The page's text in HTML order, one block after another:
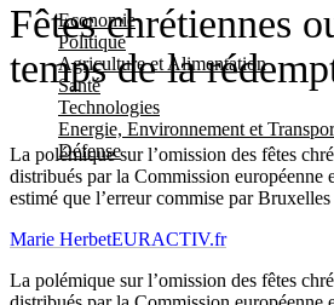
Economie
Politique
Agriculture et Alimentation
Santé
Technologies
Energie, Environnement et
Défense
Fêtes chrétiennes
temps de la
La polémique sur l’omission des fêtes
distribués par la Commission européenne
estimé que l’erreur commise par Bruxelles
Marie HerbetEURACTIV.fr
La polémique sur l’omission des fêtes